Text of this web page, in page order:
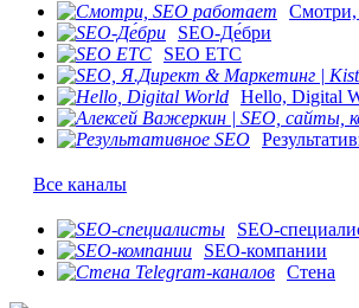
Смотри,
SEO-Де́бри
SEO ETC
Hello, Digital
Все каналы
SEO-
SEO-компании
Стена